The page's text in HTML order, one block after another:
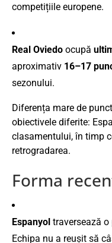
competițiile europene.
Real Oviedo ocupă
aproximativ 16–17
sezonului.
Diferența mare de
obiectivele diferite:
clasamentului, în timp
retrogradarea.
Forma
Espanyol traversează
Echipa nu a reușit să